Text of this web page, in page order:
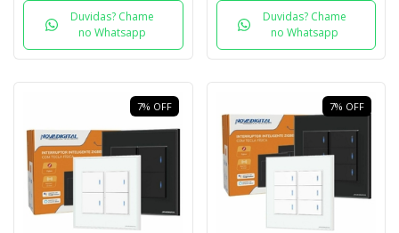
Duvidas? Chame
no Whatsapp
Duvidas? Chame
no Whatsapp
7% OFF 7% OFF